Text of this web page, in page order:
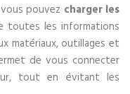
pouvez charger les
toutes les informations
matériaux, outillages et
de vous connecter
tout en évitant les